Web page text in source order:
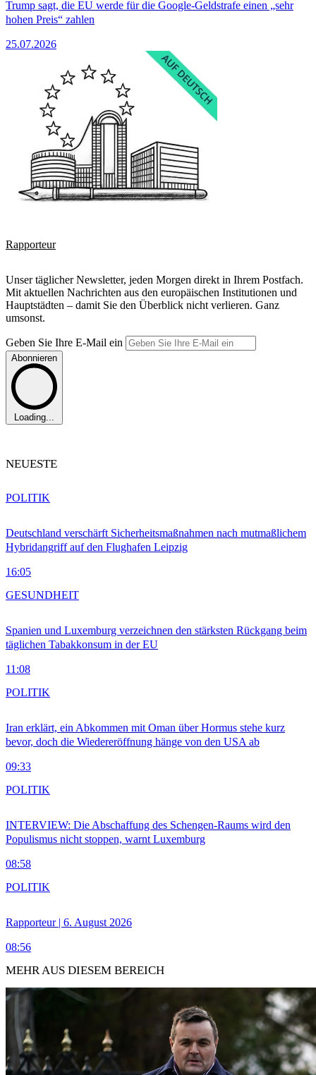
Trump sagt, die EU werde für die Google-Geldstrafe einen „sehr
hohen Preis“ zahlen
25.07.2026
Rapporteur
Unser täglicher Newsletter, jeden Morgen direkt in Ihrem Postfach.
Mit aktuellen Nachrichten aus den europäischen Institutionen und
Hauptstädten – damit Sie den Überblick nicht verlieren. Ganz
umsonst.
Geben Sie Ihre E-Mail ein
Abonnieren
Loading...
NEUESTE
Deutschland verschärft Sicherheitsmaßnahmen nach mutmaßlichem
Hybridangriff auf den Flughafen Leipzig
16:05
POLITIK
Spanien und Luxemburg verzeichnen den stärksten Rückgang beim
täglichen Tabakkonsum in der EU
11:08
GESUNDHEIT
Iran erklärt, ein Abkommen mit Oman über Hormus stehe kurz
bevor, doch die Wiedereröffnung hänge von den USA ab
09:33
POLITIK
INTERVIEW: Die Abschaffung des Schengen-Raums wird den
Populismus nicht stoppen, warnt Luxemburg
08:58
POLITIK
Rapporteur | 6. August 2026
08:56
POLITIK
MEHR AUS DIESEM BEREICH